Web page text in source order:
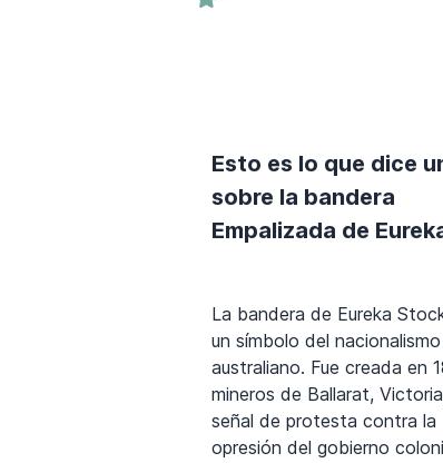
Esto es lo que dice
sobre la bandera
Empalizada de
La bandera de Eureka
un símbolo del nacionalismo
australiano. Fue creada en
mineros de Ballarat,
señal de protesta contra la
opresión del gobierno